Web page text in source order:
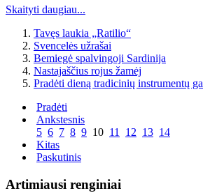
Skaityti daugiau...
Tavęs laukia „Ratilio“
Svencelės užrašai
Bemiegė spalvingoji Sardinija
Nastajaščius rojus žamėj
Pradėti dieną tradicinių instrumentų
Pradėti
Ankstesnis
5 6 7 8 9 10 11 12 13 14
Kitas
Paskutinis
Artimiausi renginiai